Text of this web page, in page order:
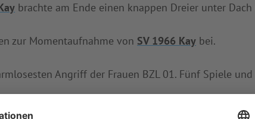
brachte am Ende einen knappen Dreier unter Dach
zur Momentaufnahme von SV 1966 Kay bei.
Angriff der Frauen BZL 01. Fünf Spiele